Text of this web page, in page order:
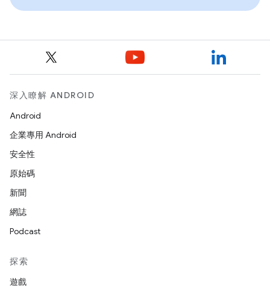
深入瞭解 ANDROID
Android
企業專用 Android
安全性
原始碼
新聞
網誌
Podcast
探索
遊戲